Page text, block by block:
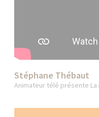
Stéphane Thébaut
Animateur télé présente La